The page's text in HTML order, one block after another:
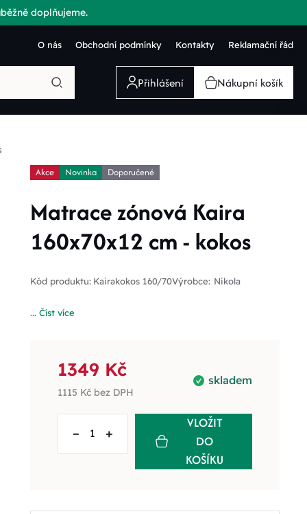
doplňujeme.
O nás Obchodní podmínky Kontakty Reklamační řád
Přihlášení Nákupní košík
Akce Novinka Doporučené
Matrace zónová Kaira
160x70x12 cm - kokos
Kód produktu: Kairakokos 160/70Výrobce: Nikola
... Číst více
skladem
1349 Kč
1115 Kčbez DPH
– +
VLOŽIT
DO
KOŠÍKU